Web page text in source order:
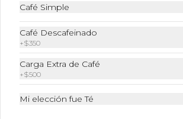
Te Matcha +
Café Simple
Café Descafeinado
+$350
Carga Extra de Café
+$500
Mi elección fue Té